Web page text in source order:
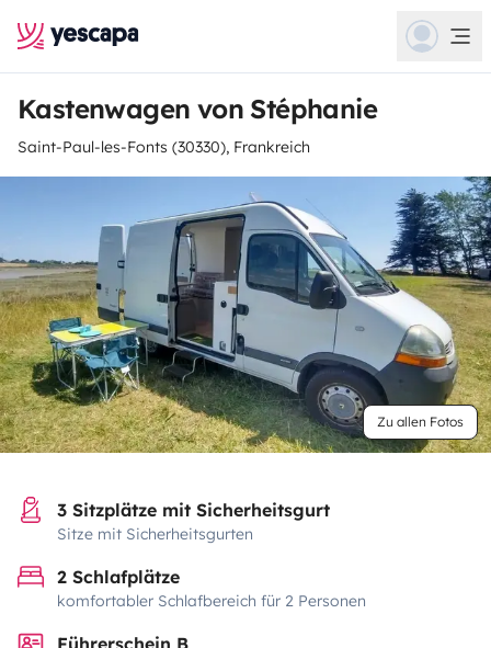
Kastenwagen von Stéphanie
Saint-Paul-les-Fonts (30330), Frankreich
Zu allen Fotos
3 Sitzplätze mit Sicherheitsgurt
Sitze mit Sicherheitsgurten
2 Schlafplätze
komfortabler Schlafbereich für 2 Personen
Führerschein B